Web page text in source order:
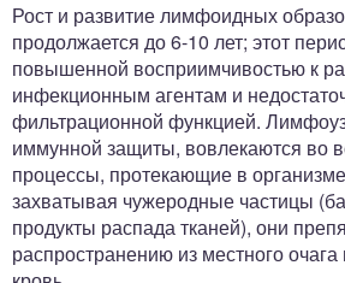
Рост и развитие лимфоидных
продолжается до 6-10 лет; этот
повышенной восприимчивостью к
инфекционным агентам и
фильтрационной функцией.
иммунной защиты, вовлекаются во
процессы, протекающие в
захватывая чужеродные частицы
продукты распада тканей), они
распространению из местного